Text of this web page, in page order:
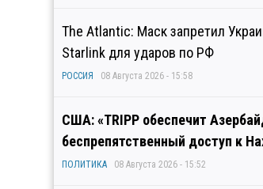
The Atlantic: Маск запретил
Starlink для ударов по РФ
РОССИЯ 08 Августа 2026 - 15:58
США: «TRIPP обеспечит
беспрепятственный доступ к
ПОЛИТИКА 08 Августа 2026 - 15:52